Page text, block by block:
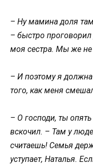
– Ну мамина доля там
– быстро
моя сестра. Мы же
– И поэтому я
того, как меня
– О господи, ты
вскочил. – Там у
считаешь! Семья
уступает, Наталья.